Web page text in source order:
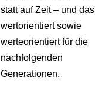
statt auf Zeit – und das
wertorientiert sowie
werteorientiert für die
nachfolgenden
Generationen.